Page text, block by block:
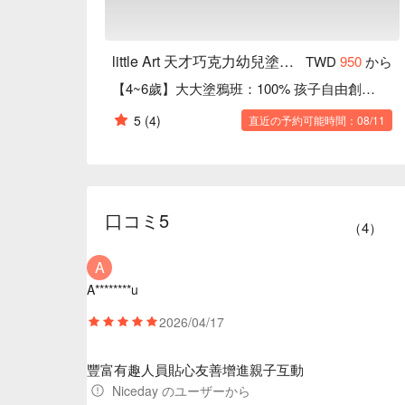
little Art 天才巧克力幼兒塗鴉空間 TWD 950から
【4~6歲】大大塗鴉班：100% 孩子自由創作！
5 (4) 直近の予約可能時間：08/11
口コミ 5 （4）
A
A********u
2026/04/17
豐富有趣人員貼心友善增進親子互動
Niceday のユーザーから